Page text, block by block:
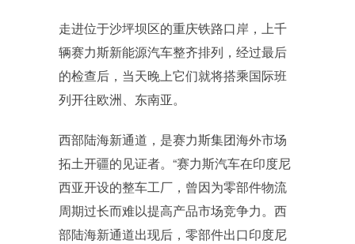
走进位于沙坪坝区的重庆铁路口岸，上千
辆赛力斯新能源汽车整齐排列，经过最后
的检查后，当天晚上它们就将搭乘国际班
列开往欧洲、东南亚。
西部陆海新通道，是赛力斯集团海外市场
拓土开疆的见证者。“赛力斯汽车在印度尼
西亚开设的整车工厂，曾因为零部件物流
周期过长而难以提高产品市场竞争力。西
部陆海新通道出现后，零部件出口印度尼